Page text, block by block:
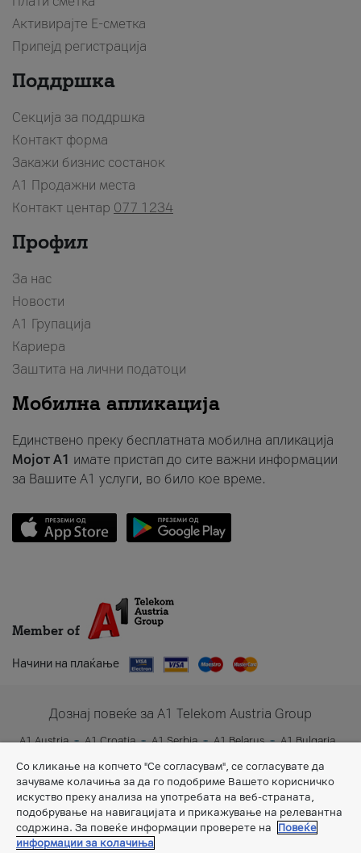
Активирајте Е-сметка
Припејд регистрација
Поддршка
Секција за поддршка
Контакт форма
Закажи бизнис состанок
A1 Продажни места
Контакт центар 077 1234
Профил
За нас
Новости
А1 Групација
Кариера
Заштита на лични податоци
Мобилна апликација
Единствено преку бесплатната мобилна апликација
Мојот A1 имате пристап до сите важни информации
за Вашите A1 услуги, во било кое време.
Member of
Начини на плаќање
Дознај повеќе за A1 Telekom Austria Group
A1 Austria A1 Croatia A1 Serbia A1 Belarus
A1 Bulgaria
A1 Slovenia
A1 Digital
Со кликање на копчето "Се согласувам", се согласувате да
зачуваме колачиња за да го подобриме Вашето корисничко
искуство преку анализа на употребата на веб-страната,
подобрување на навигацијата и прикажување на релевантна
содржина. За повеќе информации проверете на
Повеќе
информации за колачиња